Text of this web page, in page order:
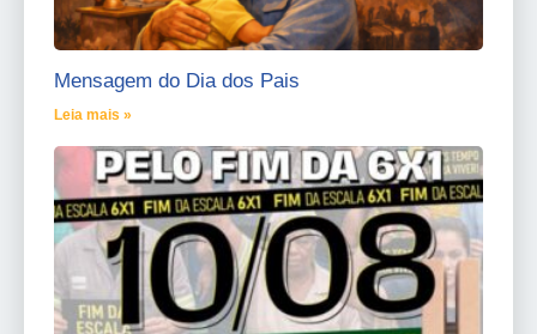
Mensagem do Dia dos Pais
Leia mais »